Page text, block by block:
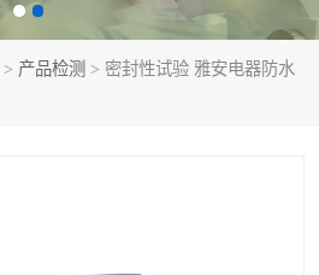
> 产品检测 > 密封性试验 雅安电器防水
燃烧等级检测
产品检测